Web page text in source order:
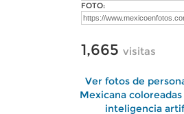
FOTO:
1,665 visitas
Ver fotos de
Mexicana
inteligencia